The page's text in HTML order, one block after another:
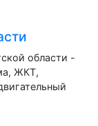
области -
ЖКТ,